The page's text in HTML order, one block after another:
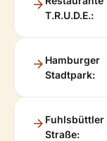
T.R.U.D.E.:
Hamburger
Stadtpark:
Fuhlsbüttler
Straße: